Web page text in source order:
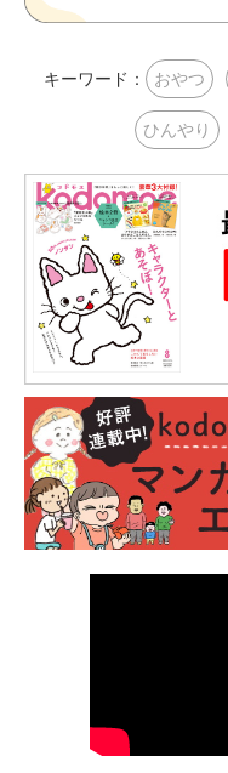
キーワード： おやつ
ひんやり